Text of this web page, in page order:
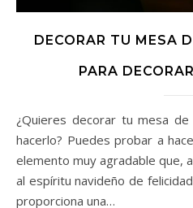
DECORAR TU MESA
PARA
¿Quieres decorar tu mesa de Navidad y no sabes cómo
hacerlo? Puedes probar a
elemento muy agradable que,
al espíritu navideño de
proporciona una…